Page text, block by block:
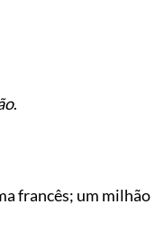
.
francês; um milhão